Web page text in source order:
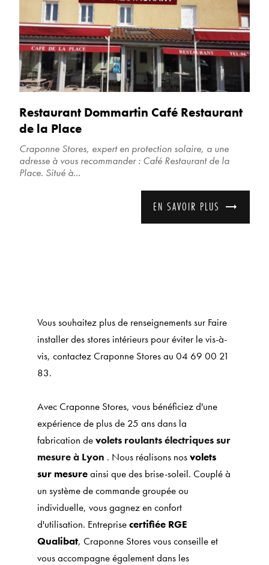
Restaurant Dommartin Café Restaurant
de la Place
Craponne Stores, expert en protection solaire, a une
adresse à vous recommander : Café Restaurant de la
Place. Situé à...
EN SAVOIR PLUS
Vous souhaitez plus de renseignements sur Faire
installer des stores intérieurs pour éviter le vis-à-
vis, contactez Craponne Stores au 04 69 00 21
83.
Avec Craponne Stores, vous bénéficiez d'une
expérience de plus de 25 ans dans la
fabrication devolets roulants électriques sur
mesure à Lyon . Nous réalisons nosvolets
sur mesureainsi que des brise-soleil. Couplé à
un système de commande groupée ou
individuelle, vous gagnez en confort
d'utilisation. Entreprisecertifiée RGE
Qualibat, Craponne Stores vous conseille et
vous accompagne également dans les